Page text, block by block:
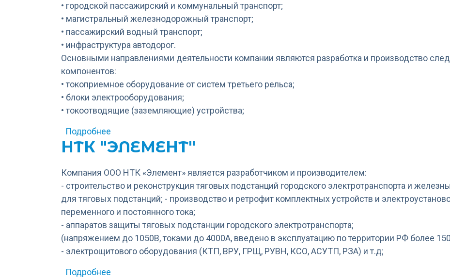
• городской пассажирский и коммунальный транспорт;
• магистральный железнодорожный транспорт;
• пассажирский водный транспорт;
• инфраструктура автодорог.
Основными направлениями деятельности компании являются разработка и производство
компонентов:
• токоприемное оборудование от систем третьего рельса;
• блоки электрооборудования;
• токоотводящие (заземляющие) устройства;
Подробнее
НТК "ЭЛЕМЕНТ"
Компания ООО НТК «Элемент» является разработчиком и производителем:
- строительство и реконструкция тяговых подстанций городского электротранспорта и
для тяговых подстанций; - производство и ретрофит комплектных устройств и
переменного и постоянного тока;
- аппаратов защиты тяговых подстанции городского электротранспорта;
(напряжением до 1050В, токами до 4000А, введено в эксплуатацию по территории РФ более
- электрощитового оборудования (КТП, ВРУ, ГРЩ, РУВН, КСО, АСУТП, РЗА) и т.д;
Подробнее